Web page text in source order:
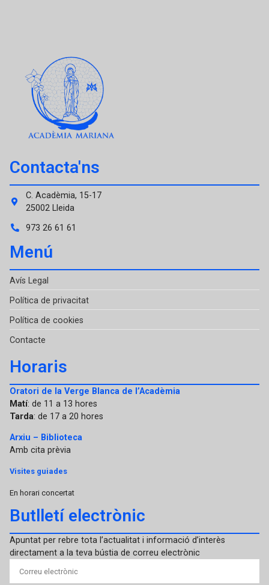
Contacta'ns
C. Acadèmia, 15-17
25002 Lleida
973 26 61 61
Menú
Avís Legal
Política de privacitat
Política de cookies
Contacte
Horaris
Oratori de la Verge Blanca de l’Acadèmia
Matí: de 11 a 13 hores
Tarda: de 17 a 20 hores
Arxiu – Biblioteca
Amb cita prèvia
Visites guiades
En horari concertat
Butlletí electrònic
Apuntat per rebre tota l’actualitat i informació d’interès
directament a la teva bústia de correu electrònic